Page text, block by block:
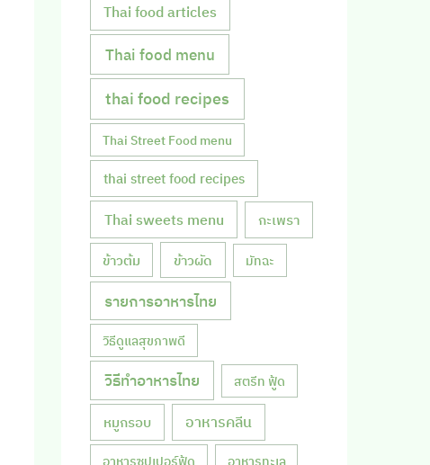
Thai food articles
Thai food menu
thai food recipes
Thai Street Food menu
thai street food recipes
Thai sweets menu กะเพรา
ข้าวต้ม ข้าวผัด มัทฉะ
รายการอาหารไทย
วิธีดูแลสุขภาพดี
วิธีทำอาหารไทย สตรีท ฟู้ด
หมูกรอบ อาหารคลีน
อาหารซุปเปอร์ฟู้ด อาหารทะเล